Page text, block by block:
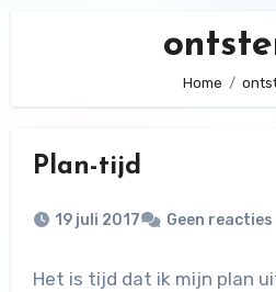
Home
Plan-tijd
19 juli 2017 Geen reacties
Het is tijd dat ik mijn plan